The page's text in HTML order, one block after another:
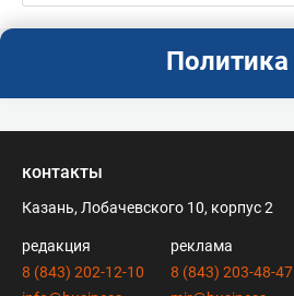
Политика
контакты
Казань, Лобачевского 10, корпус 2
редакция
8 (843) 202-12-10
реклама
8 (843) 203-48-47